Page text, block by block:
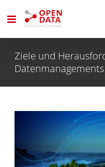
Inhalt
Ziele und
Datenmanagements